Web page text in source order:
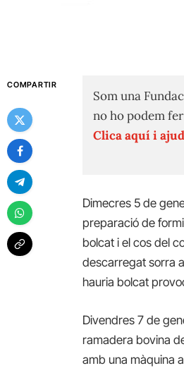
COMPARTIR
Som una
no ho podem
Clica aquí i
Dimecres 5 de
preparació de
bolcat i el cos del
descarregat sorra
hauria bolcat
Divendres 7 de
ramadera bovina
amb una màquina